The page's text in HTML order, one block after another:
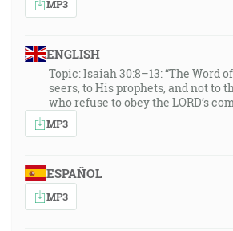
MP3
ENGLISH
Topic: Isaiah 30:8–13: “The Word
seers, to His prophets, and not to
who refuse to obey the LORD’s
MP3
ESPAÑOL
MP3